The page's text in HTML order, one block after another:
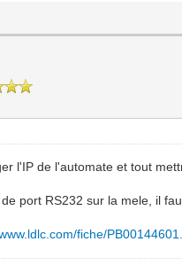
l'IP de l'automate et tout
port RS232 sur la mele, il
fiche/